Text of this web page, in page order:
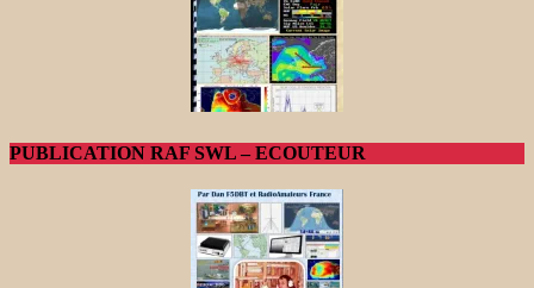
PUBLICATION RAF SWL – ECOUTEUR